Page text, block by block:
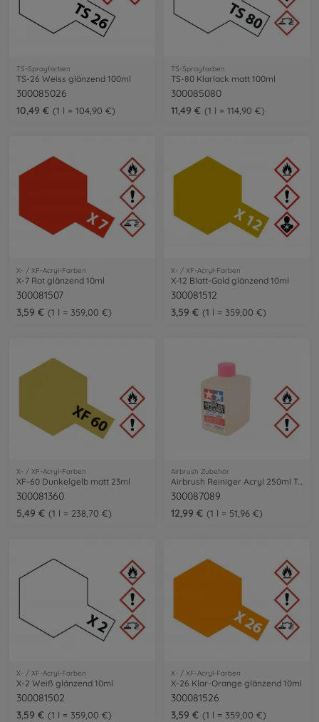
TS-Sprayfarben
TS-26 Weiss glänzend 100ml
300085026
10,49 €
1 l = 104,90 €
TS-Sprayfarben
TS-80 Klarlack matt 100ml
300085080
11,49 €
1 l = 114,90 €
X- / XF-Acryl-Farben
X-7 Rot glänzend 10ml
300081507
3,59 €
1 l = 359,00 €
X- / XF-Acryl-Farben
X-12 Blatt-Gold glänzend 10ml
300081512
3,59 €
1 l = 359,00 €
X- / XF-Acryl-Farben
XF-60 Dunkelgelb matt 23ml
300081360
5,49 €
1 l = 238,70 €
Airbrush Zubehör
Airbrush Reiniger Acryl 250ml Tamiya
300087089
12,99 €
1 l = 51,96 €
X- / XF-Acryl-Farben
X-2 Weiß glänzend 10ml
300081502
3,59 €
1 l = 359,00 €
X- / XF-Acryl-Farben
X-26 Klar-Orange glänzend 10ml
300081526
3,59 €
1 l = 359,00 €